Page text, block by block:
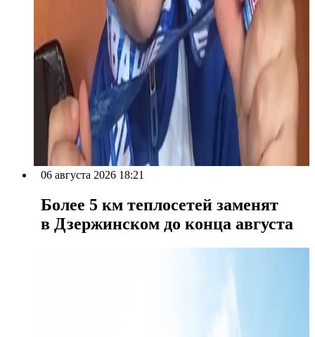
06 августа 2026 18:21
Более 5 км теплосетей заменят
в Дзержинском до конца августа